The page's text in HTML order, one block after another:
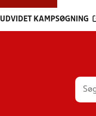
UDVIDET KAMPSØGNING